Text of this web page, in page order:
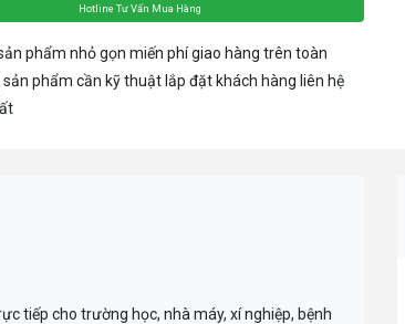
Hotline Tư Vấn Mua Hàng
phẩm nhỏ gọn miến phí giao hàng trên toàn
phẩm cần kỹ thuật lắp đặt khách hàng liên hệ
tiếp cho trường học, nhà máy, xí nghiệp, bệnh